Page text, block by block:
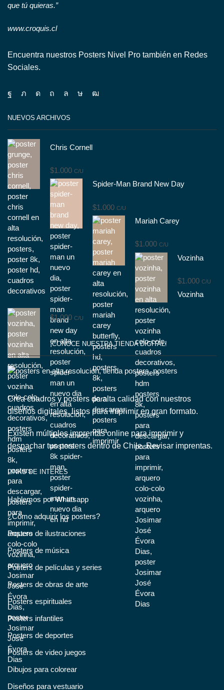
que tú quieras.”
www.croquis.cl
Encuentra nuestros Posters Nivel Pro también en Redes
Sociales.
Facebook
TwitterInstagram
Pinterest
Whatsapp
Tik-
Youtube
NUEVOS ARCHIVOS
Chris Cornell
$1.000 C/U
Spider-Man Brand New Day
$1.000 C/U
Mariah Carey
$1.000 C/U
Vozinha
$1.000 C/U
Vozinha
$1.000 C/U
¡CONOCE NUESTRA TIENDA DIGITAL!
Crea cuadros y posters de alta calidad con nuestros
diseños digitales, listos para imprimir en gran formato.
Existen múltiples imprentas online para imprimir y
despachar tus posters dentro de Chile.Revisar imprentas.
LINKS DE INTERÉS
Hablemos por Whatsapp
¿Cómo adquirir los posters?
Posters de ilustraciones
Posters de música
Posters de películas y series
Posters de obras de arte
Posters espirituales
Posters infantiles
Posters de deportes
Posters de video juegos
Dibujos para colorear
Diseños para vestuario